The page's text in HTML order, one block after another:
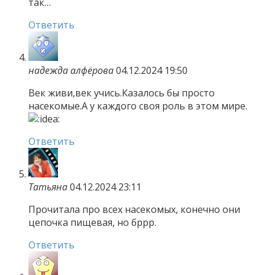
Ответить
надежда алфёрова04.12.2024 19:50
Век живи,век учись.Казалось бы просто
насекомые.А у каждого своя роль в этом мире.
Ответить
Татьяна04.12.2024 23:11
Прочитала про всех насекомых, конечно они
цепочка пищевая, но бррр.
Ответить